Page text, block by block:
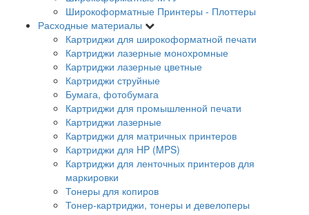
Широкоформатные Принтеры - Плоттеры
Расходные материалы
Картриджи для широкоформатной печати
Картриджи лазерные монохромные
Картриджи лазерные цветные
Картриджи струйные
Бумага, фотобумага
Картриджи для промышленной печати
Картриджи лазерные
Картриджи для матричных принтеров
Картриджи для HP (MPS)
Картриджи для ленточных принтеров для
маркировки
Тонеры для копиров
Тонер-картриджи, тонеры и девелоперы